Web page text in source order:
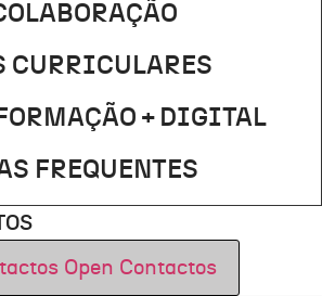
CURRICULARES
+ DIGITAL
FREQUENTES
Open Contactos